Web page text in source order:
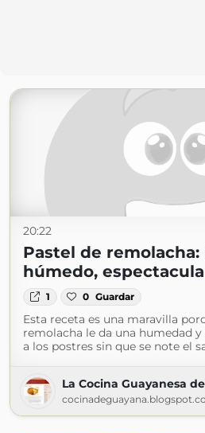
20:22
Pastel de
húmedo,
1 0 Guardar
Esta receta es una maravilla
remolacha le da una humedad
a los postres sin que se note el
La Cocina Guayanesa